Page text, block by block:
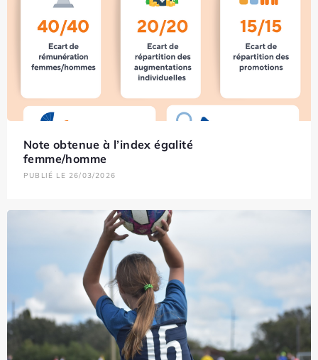
Note obtenue à l’index égalité
femme/homme
PUBLIÉ LE 26/03/2026